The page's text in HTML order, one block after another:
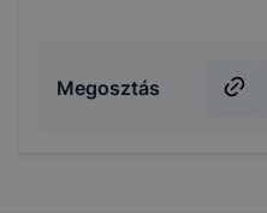
Megosztás